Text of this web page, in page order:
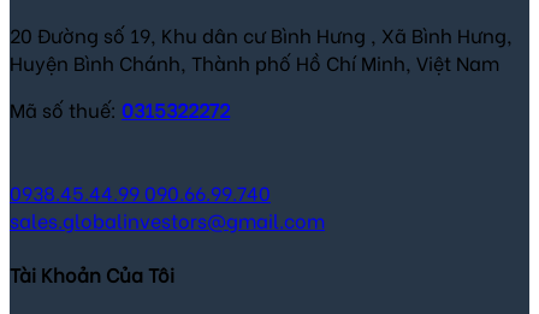
20 Đường số 19, Khu dân cư Bình Hưng , Xã Bình Hưng,
Huyện Bình Chánh, Thành phố Hồ Chí Minh, Việt Nam
Mã số thuế: 0315322272
0938.45.44.99090.66.99.740
sales.globalinvestors@gmail.com
Tài Khoản Của Tôi